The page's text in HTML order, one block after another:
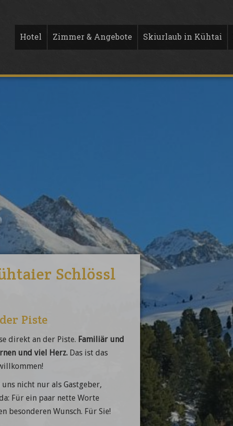
Hotel Zimmer & Angebote Skiurlaub in Kühtai
Schlössl
Piste
direkt an der Piste. Familiär und
und viel Herz. Das ist das
nicht nur als Gastgeber,
Für ein paar nette Worte
besonderen Wunsch. Für Sie!